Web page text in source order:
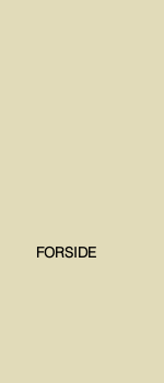
FORSIDE